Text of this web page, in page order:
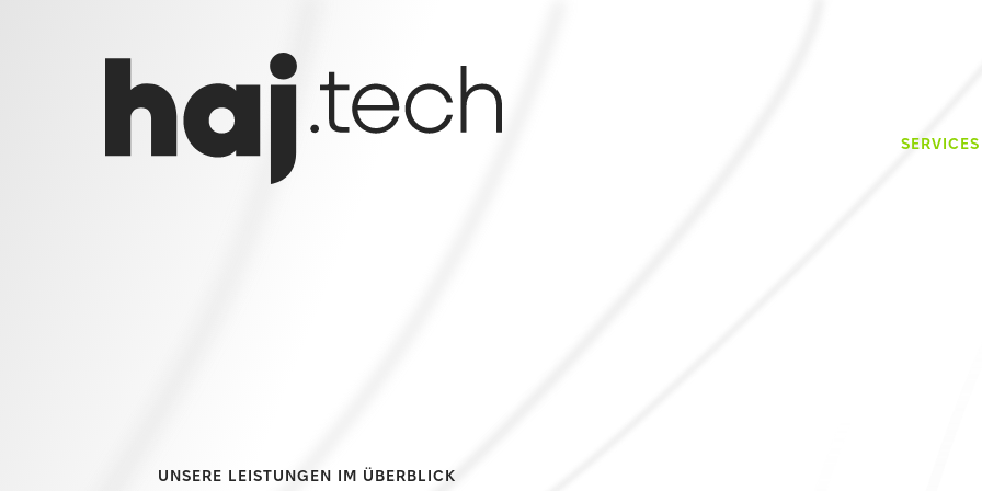
SERVICES
UNSERE LEISTUNGEN IM ÜBERBLICK